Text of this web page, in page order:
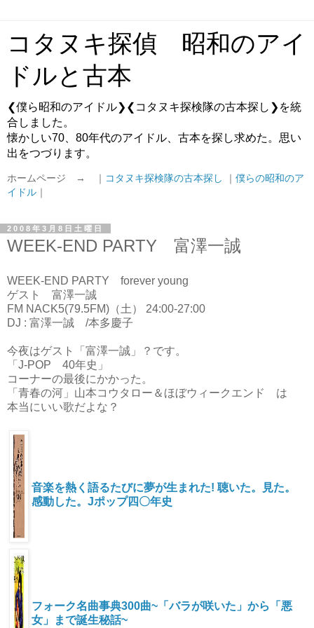
コタヌキ探偵 昭和のアイ
ドルと古本
❮僕ら昭和のアイドル❯❮コタヌキ探検隊の古本探し❯を統
合しました。
懐かしい70、80年代のアイドル、古本を探し求めた。思い
出をつづります。
ホームページ → ｜ コタヌキ探検隊の古本探し ｜ 僕らの昭和のア
イドル ｜
2008年3月8日土曜日
WEEK-END PARTY 富澤一誠
WEEK-END PARTY forever young
ゲスト 富澤一誠
FM NACK5(79.5FM)（土） 24:00-27:00
DJ : 富澤一誠 /本多慶子
今夜はゲスト「富澤一誠」？です。
「J-POP 40年史」
コーナーの最後にかかった。
「青春の河」山本コウタロー＆ほぼウィークエンド は
本当にいい歌だよな？
音楽を熱く語るたびに夢が生まれた! 聴いた。見た。
感動した。Jポップ四〇年史
フォーク名曲事典300曲~「バラが咲いた」から「悪
女」まで誕生秘話~